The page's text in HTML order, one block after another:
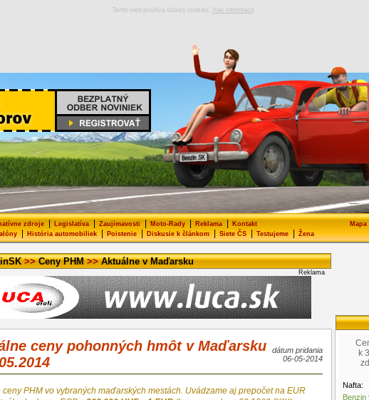
Tento web používa súbory cookies. Viac informácií
zdroje Legislatíva Zaujímavosti Moto-Rady Reklama Kontakt
| História automobiliek| Poistenie| Diskusie k článkom| Siete ČS| Testujeme| Žena
>>Ceny PHM>>Aktuálne v Maďarsku
Reklama
ceny pohonných hmôt v Maďarsku
dátum pridania
06-05-2014
ceny PHM vo vybraných maďarských mestách. Uvádzame aj prepočet na EUR
k
Nafta:
Benzin